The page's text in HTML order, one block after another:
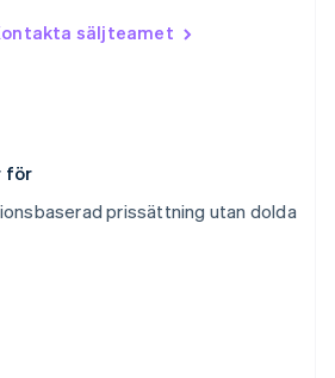
säljteamet
för
prissättning utan dolda